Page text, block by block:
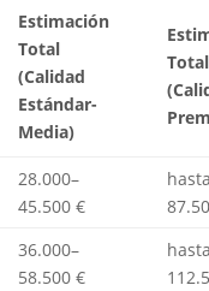
Estimación
Total
(Calidad
Estándar-
Media)
Total
28.000–
45.500 €
36.000–
58.500 €